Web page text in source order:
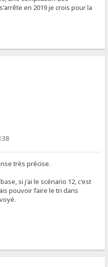
en 2019 je crois pour la
très précise.
si j'ai le scénario 12, c'est
pouvoir faire le tri dans